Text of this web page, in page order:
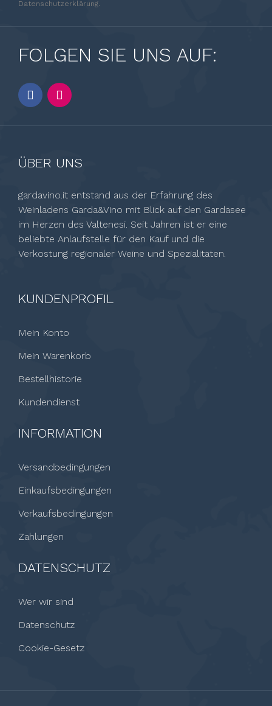
Datenschutzerklärung.
FOLGEN SIE UNS AUF:
ÜBER UNS
gardavino.it entstand aus der Erfahrung des
Weinladens Garda&Vino mit Blick auf den Gardasee
im Herzen des Valtenesi. Seit Jahren ist er eine
beliebte Anlaufstelle für den Kauf und die
Verkostung regionaler Weine und Spezialitäten.
KUNDENPROFIL
Mein Konto
Mein Warenkorb
Bestellhistorie
Kundendienst
INFORMATION
Versandbedingungen
Einkaufsbedingungen
Verkaufsbedingungen
Zahlungen
DATENSCHUTZ
Wer wir sind
Datenschutz
Cookie-Gesetz